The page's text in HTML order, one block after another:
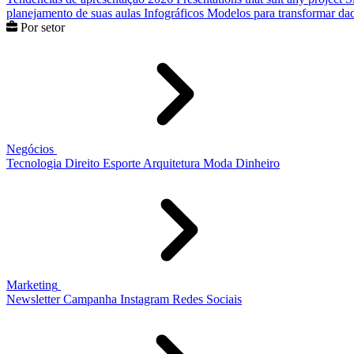
planejamento de suas aulas Infográficos Modelos para transformar
Por setor
Negócios
Tecnologia Direito Esporte Arquitetura Moda Dinheiro
Marketing
Newsletter Campanha Instagram Redes Sociais